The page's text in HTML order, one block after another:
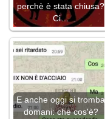
perchè è stata chiusa?
Ci…
E anche oggi si tromba
domani: che cos'è?